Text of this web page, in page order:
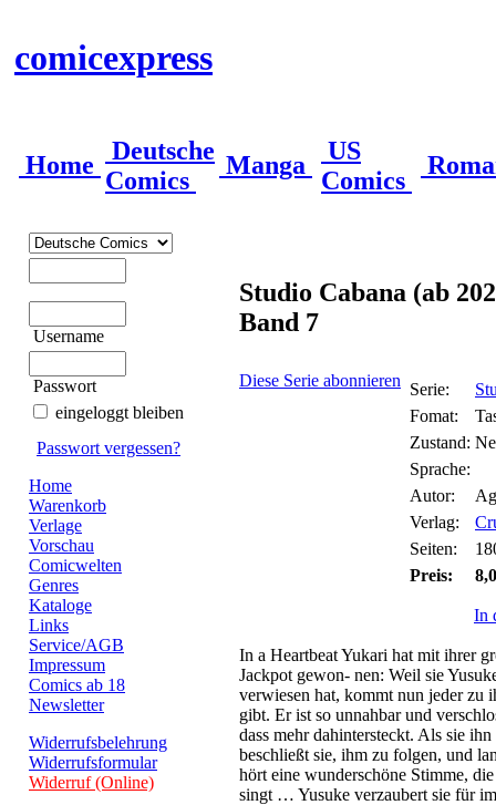
comicexpress
Home
Deutsche
Comics
Manga
US
Comics
Username
Passwort
eingeloggt bleiben
Passwort vergessen?
Home
Warenkorb
Verlage
Vorschau
Comicwelten
Genres
Kataloge
Links
Service/AGB
Impressum
Comics ab 18
Newsletter
Widerrufsbelehrung
Widerrufsformular
Widerruf (Online)
Studio Cabana (ab
Band 7
Diese Serie abonnieren Serie:
Fomat:
Zustand:
Sprache:
Autor:
Verlag:
Seiten:
Preis:
In
In a Heartbeat Yukari hat mit ihrer
Jackpot gewon- nen: Weil sie
verwiesen hat, kommt nun jeder zu
gibt. Er ist so unnahbar und
dass mehr dahintersteckt. Als sie
beschließt sie, ihm zu folgen, und
hört eine wunderschöne Stimme,
singt … Yusuke verzaubert sie für